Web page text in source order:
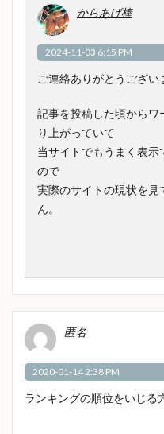
からあげ棒
2024-11-03 6:15 PM
ご連絡ありがとうござい
記事を投稿した頃からワ
り上がっていて
当サイトでもうまく表
ので
実際のサイトの現状を
ん。
匿名
2020-01-14 2:38 PM
ランキングの順位をいじる